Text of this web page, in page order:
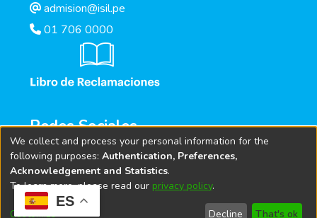
ES
admision@isil.pe
01 706 0000
Redes Sociales
We collect and process your personal information for the
following purposes: Authentication, Preferences,
Acknowledgement and Statistics.
To learn more, please read our privacy policy.
Customize Decline That's ok